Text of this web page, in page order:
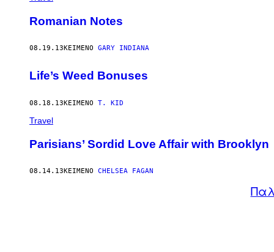
Romanian Notes
08.19.13ΚΕΊΜΕΝΟ GARY INDIANA
Life’s Weed Bonuses
08.18.13ΚΕΊΜΕΝΟ T. KID
Travel
Parisians’ Sordid Love Affair with Brooklyn
08.14.13ΚΕΊΜΕΝΟ CHELSEA FAGAN